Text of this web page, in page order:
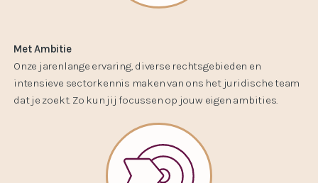
Met Ambitie
Onze jarenlange ervaring, diverse rechtsgebieden en
intensieve sectorkennis maken van ons het juridische team
dat je zoekt. Zo kun jij focussen op jouw eigen ambities.